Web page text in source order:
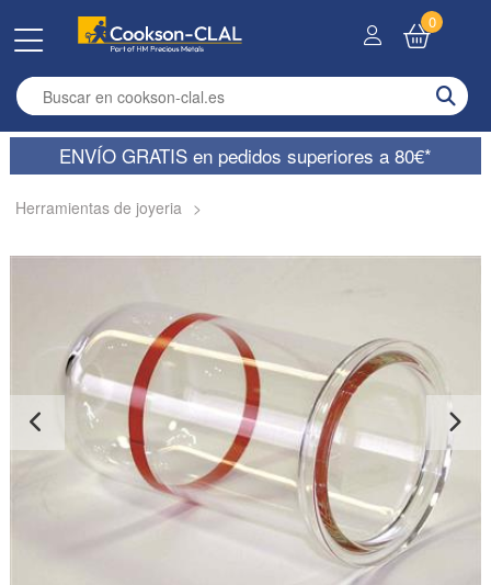
Enter search term
0
ENVÍO GRATIS en pedidos superiores a 80€*
Herramientas de joyeria >